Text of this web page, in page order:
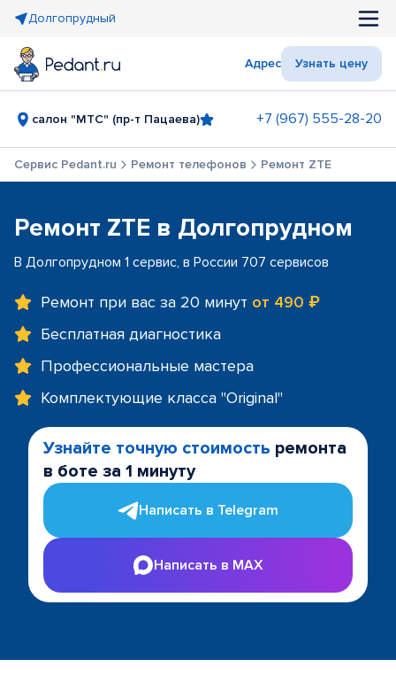
Долгопрудный
Адрес Узнать цену
салон "МТС" (пр-т Пацаева) +7 (967) 555-28-20
Сервис Pedant.ru Ремонт телефонов Ремонт ZTE
Ремонт ZTE в Долгопрудном
В Долгопрудном 1 сервис, в России 707 сервисов
Ремонт при вас за 20 минут от 490 ₽
Бесплатная диагностика
Профессиональные мастера
Комплектующие класса "Original"
Узнайте точную стоимость ремонта
в боте за 1 минуту
Написать в Telegram
Написать в MAX